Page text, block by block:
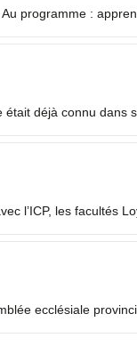
programme :
déjà connu dans
l’ICP, les facultés
ecclésiale